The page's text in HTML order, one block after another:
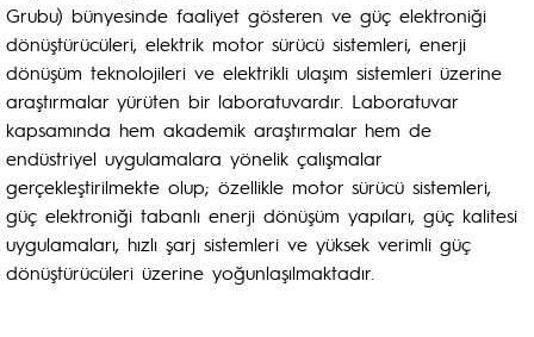
Grubu) bünyesinde faaliyet gösteren ve güç elektroniği
dönüştürücüleri, elektrik motor sürücü sistemleri, enerji
dönüşüm teknolojileri ve elektrikli ulaşım sistemleri üzerine
araştırmalar yürüten bir laboratuvardır. Laboratuvar
kapsamında hem akademik araştırmalar hem de
endüstriyel uygulamalara yönelik çalışmalar
gerçekleştirilmekte olup; özellikle motor sürücü sistemleri,
güç elektroniği tabanlı enerji dönüşüm yapıları, güç kalitesi
uygulamaları, hızlı şarj sistemleri ve yüksek verimli güç
dönüştürücüleri üzerine yoğunlaşılmaktadır.